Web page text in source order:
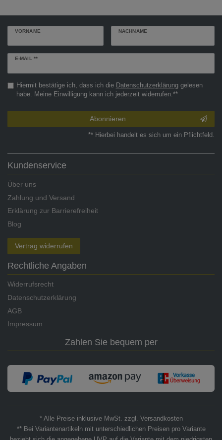
VORNAME NACHNAME
E-MAIL **
Newsletter
Hiermit bestätige ich, dass ich die Daten­schutz­erklärunggelesen
habe. Meine Einwilligung kann ich jederzeit widerrufen.**
Abonnieren
** Hierbei handelt es sich um ein Pflichtfeld.
Kundenservice
Über uns
Zahlung und Versand
Erklärung zur Barrierefreiheit
Blog
Vertrag widerrufen
Rechtliche Angaben
Widerrufsrecht
Datenschutzerklärung
AGB
Impressum
Zahlen Sie bequem per
* Alle Preise inklusive MwSt. zzgl. Versandkosten
** Bei Variantenartikeln mit unterschiedlichen Preisen pro Variante